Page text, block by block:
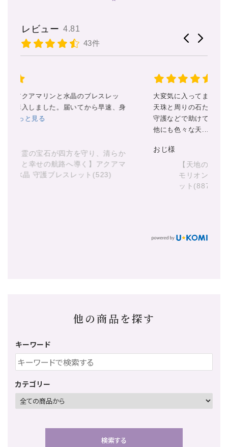
レビュー 4.81
43件
大変気に入ってます
天珠と周りの石たちにもサポートや
守護などで助けてもらってます。
おじ様
【天地の守護と漆黒の導き】 天地天珠 ×
モリオン × ラブラドライト 守護ブレスレ
他の商品を探す
キーワード
カテゴリー
検索する